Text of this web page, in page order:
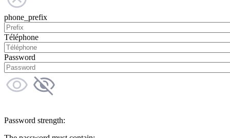
phone_prefix
Téléphone
Password
Password strength: